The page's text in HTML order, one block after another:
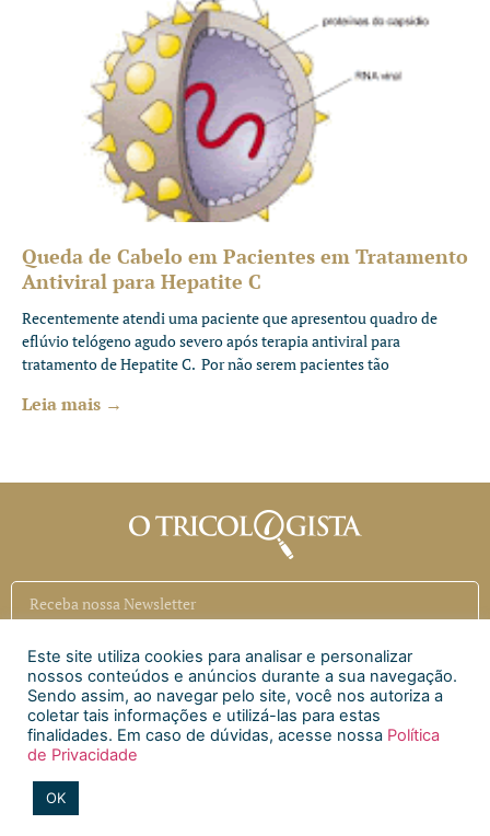
Queda de Cabelo em Pacientes em Tratamento
Antiviral para Hepatite C
Recentemente atendi uma paciente que apresentou quadro de
eflúvio telógeno agudo severo após terapia antiviral para
tratamento de Hepatite C. Por não serem pacientes tão
Leia mais →
Inscrever
Siga a CAECI
Siga a Clínica Htri
Este site utiliza cookies para analisar e personalizar
nossos conteúdos e anúncios durante a sua navegação.
Sendo assim, ao navegar pelo site, você nos autoriza a
coletar tais informações e utilizá-las para estas
finalidades. Em caso de dúvidas, acesse nossa Política
de Privacidade
OK